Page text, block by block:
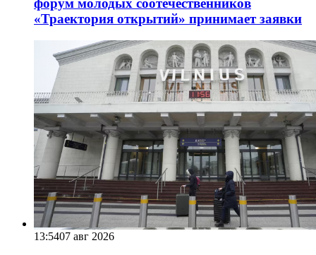
форум молодых соотечественников
«Траектория открытий» принимает заявки
13:5407 авг 2026